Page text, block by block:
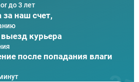
до 3 лет
за наш счет,
курьера
после попадания влаги